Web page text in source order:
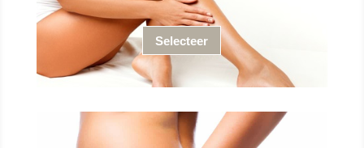
Selecteer